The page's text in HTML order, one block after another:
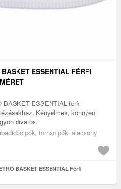
ESSENTIAL FÉRFI
BASKET ESSENTIAL férfi
Kényelmes, könnyen
divatos.
tornacipők, alacsony
BASKET ESSENTIAL Férfi